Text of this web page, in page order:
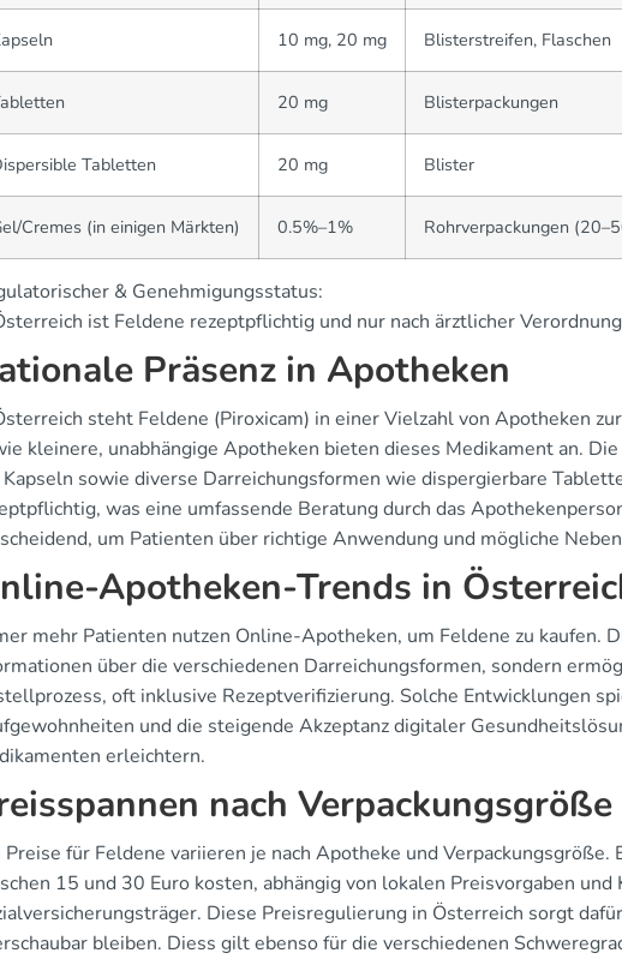
10 mg, 20 mg Blisterstreifen, Flaschen
20 mg Blisterpackungen
Tabletten 20 mg Blister
Cremes (in einigen Märkten) 0.5%–1% Rohrverpackungen
& Genehmigungsstatus:
ist Feldene rezeptpflichtig und nur nach ärztlicher
Präsenz in Apotheken
steht Feldene (Piroxicam) in einer Vielzahl von Apotheken
kleinere, unabhängige Apotheken bieten dieses Medikament an.
Kapseln sowie diverse Darreichungsformen wie dispergierbare
was eine umfassende Beratung durch das
um Patienten über richtige Anwendung und mögliche
Apotheken-Trends in
mehr Patienten nutzen Online-Apotheken, um Feldene zu kaufen.
über die verschiedenen Darreichungsformen, sondern
oft inklusive Rezeptverifizierung. Solche Entwicklungen
und die steigende Akzeptanz digitaler
erleichtern.
nach Verpackungsgröße
Preise für Feldene variieren je nach Apotheke und Verpackungsgröße.
15 und 30 Euro kosten, abhängig von lokalen Preisvorgaben
Diese Preisregulierung in Österreich sorgt
bleiben. Diess gilt ebenso für die verschiedenen